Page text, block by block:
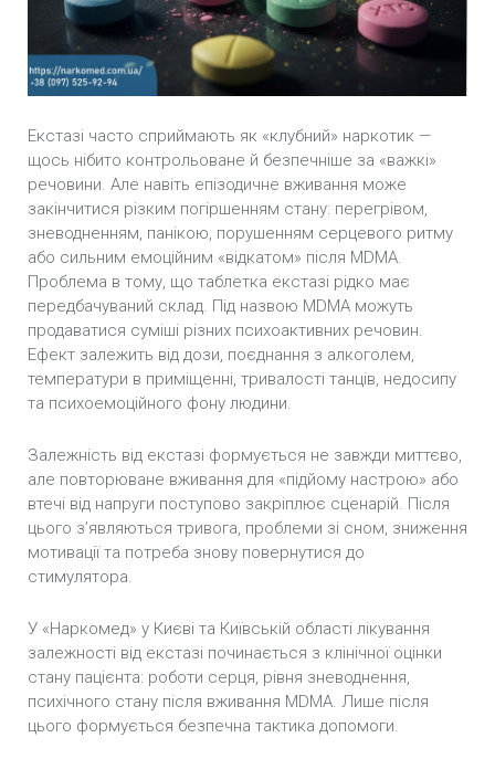
Лікування спайсової залежності
Лікування метадонової залежності
Лікування залежності від мефедрону
Лікування залежності від метамфетаміну
Амбулаторне лікування Наркоманії
Зняття наркотичної ломки
Екстазі часто сприймають як «клубний» наркотик —
щось нібито контрольоване й безпечніше за «важкі»
речовини. Але навіть епізодичне вживання може
закінчитися різким погіршенням стану: перегрівом,
зневодненням, панікою, порушенням серцевого ритму
або сильним емоційним «відкатом» після MDMA.
Проблема в тому, що таблетка екстазі рідко має
передбачуваний склад. Під назвою MDMA можуть
продаватися суміші різних психоактивних речовин.
Ефект залежить від дози, поєднання з алкоголем,
температури в приміщенні, тривалості танців, недосипу
та психоемоційного фону людини.
Залежність від екстазі формується не завжди миттєво,
але повторюване вживання для «підйому настрою» або
втечі від напруги поступово закріплює сценарій. Після
цього з’являються тривога, проблеми зі сном, зниження
мотивації та потреба знову повернутися до
стимулятора.
У «Наркомед» у Києві та Київській області лікування
залежності від екстазі починається з клінічної оцінки
стану пацієнта: роботи серця, рівня зневоднення,
психічного стану після вживання MDMA. Лише після
цього формується безпечна тактика допомоги.